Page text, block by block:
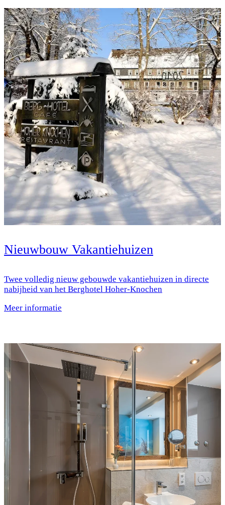
Nieuwbouw Vakantiehuizen
Twee volledig nieuw gebouwde vakantiehuizen in directe
nabijheid van het Berghotel Hoher-Knochen
Meer informatie